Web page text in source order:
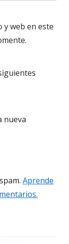
y web en este
nueva
Aprende